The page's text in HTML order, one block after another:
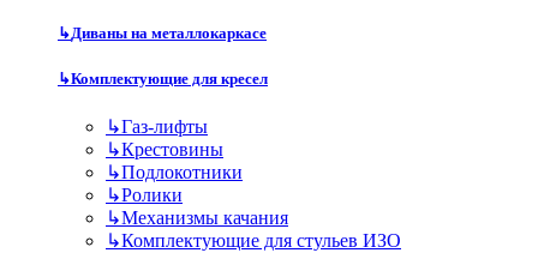
↳Диваны на металлокаркасе
↳Комплектующие для кресел
↳Газ-лифты
↳Крестовины
↳Подлокотники
↳Ролики
↳Механизмы качания
↳Комплектующие для стульев ИЗО